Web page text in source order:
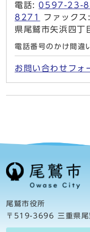
電話: 0597-23-
8271
ファッ
県尾鷲市矢浜四丁
電話番号のかけ間違
お問い合わせフォ
尾鷲市役所
〒519-3696 三重県